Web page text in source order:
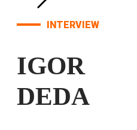
INTERVIEW
IGOR
DEDA